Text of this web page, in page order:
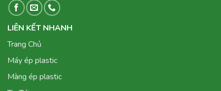
LIÊN KẾT NHANH
Trang Chủ
Máy ép plastic
Màng ép plastic